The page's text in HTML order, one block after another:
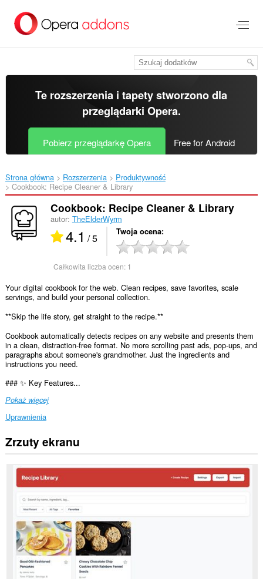
treści
Te rozszerzenia i tapety stworzono dla
przeglądarki Opera.
Pobierz przeglądarkę Opera Free for Android
Strona główna Rozszerzenia
Produktywność
Cookbook: Recipe Cleaner & Library‎
Cookbook: Recipe Cleaner & Library
autor: TheElderWyrm
4.1 / 5 Twoja ocena
Całkowita liczba ocen: 1
Your digital cookbook for the web. Clean recipes, save favorites, scale
servings, and build your personal collection.
**Skip the life story, get straight to the recipe.**
Cookbook automatically detects recipes on any website and presents them
in a clean, distraction-free format. No more scrolling past ads, pop-ups, and
paragraphs about someone's grandmother. Just the ingredients and
instructions you need.
### ✨ Key Features...
Pokaż więcej
Uprawnienia
To
rozszerzenie
uzyskać
dostęp
Twoich
danych
wszystkich
witrynach.
Zrzuty ekranu